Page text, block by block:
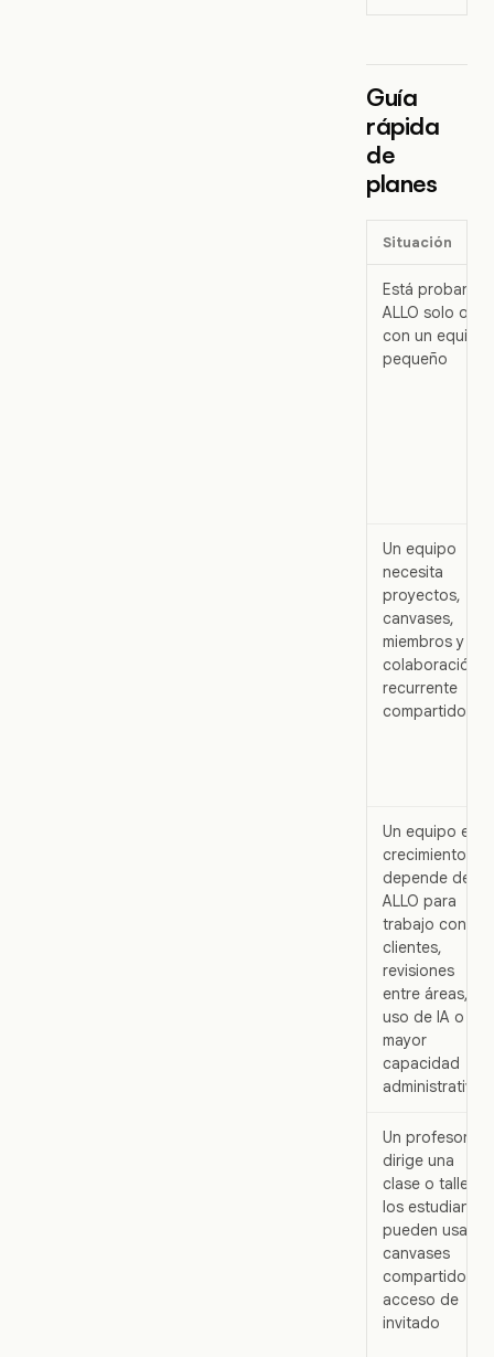
Guía
rápida
de
planes
Situación
Está probando
ALLO solo o
con un equipo
pequeño
Un equipo
necesita
proyectos,
canvases,
miembros y
colaboración
recurrente
compartidos
Un equipo en
crecimiento
depende de
ALLO para
trabajo con
clientes,
revisiones
entre áreas,
uso de IA o
mayor
capacidad
administrativa
Un profesor
dirige una
clase o taller y
los estudiantes
pueden usar
canvases
compartidos o
acceso de
invitado